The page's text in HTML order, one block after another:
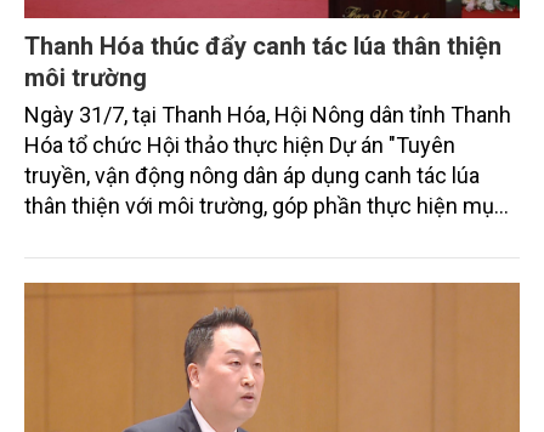
Thanh Hóa thúc đẩy canh tác lúa thân thiện
môi trường
Ngày 31/7, tại Thanh Hóa, Hội Nông dân tỉnh Thanh
Hóa tổ chức Hội thảo thực hiện Dự án "Tuyên
truyền, vận động nông dân áp dụng canh tác lúa
thân thiện với môi trường, góp phần thực hiện mục
trình thu hút sự tham gia của đông đảo đại biểu đến
từ các cơ quan quản lý nhà nước, đơn vị nghiên cứu,
doanh nghiệp, hợp tác xã và nông dân đang trực
tiếp triển khai mô hình sản xuất lúa phát thải thấp.